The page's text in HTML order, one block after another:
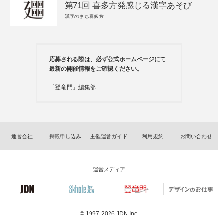
第71回 喜多方発感じる漢字あそび
漢字のまち喜多方
応募される際は、必ず公式ホームページにて
最新の開催情報をご確認ください。
「登竜門」編集部
運営会社 掲載申し込み 主催運営ガイド 利用規約 お問い合わせ
運営メディア
© 1997-2026 JDN Inc.